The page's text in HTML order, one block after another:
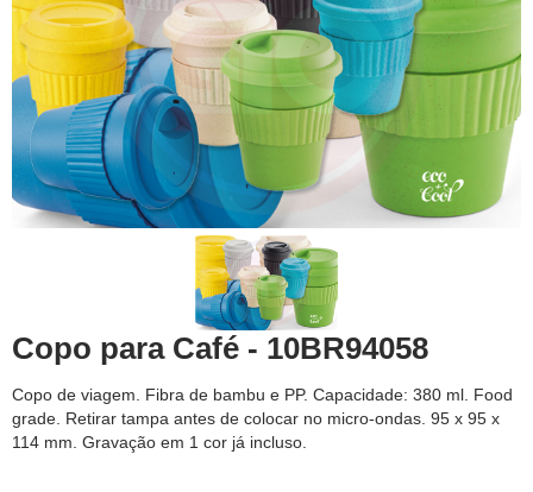
Copo para Café - 10BR94058
Copo de viagem. Fibra de bambu e PP. Capacidade: 380 ml. Food
grade. Retirar tampa antes de colocar no micro-ondas. 95 x 95 x
114 mm. Gravação em 1 cor já incluso.